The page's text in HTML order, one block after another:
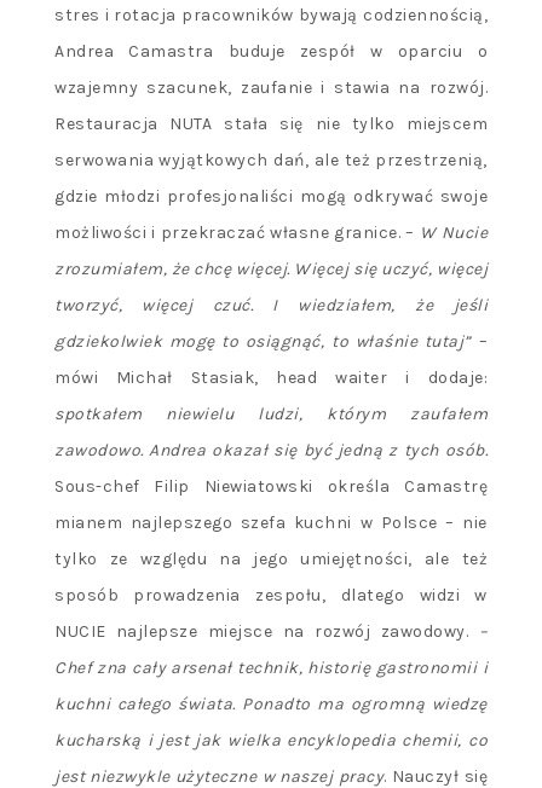
stres i rotacja pracowników bywają codziennością,
Andrea Camastra buduje zespół w oparciu o
wzajemny szacunek, zaufanie i stawia na rozwój.
Restauracja NUTA stała się nie tylko miejscem
serwowania wyjątkowych dań, ale też przestrzenią,
gdzie młodzi profesjonaliści mogą odkrywać swoje
możliwości i przekraczać własne granice. – W Nucie
zrozumiałem, że chcę więcej. Więcej się uczyć, więcej
tworzyć, więcej czuć. I wiedziałem, że jeśli
gdziekolwiek mogę to osiągnąć, to właśnie tutaj”–
mówi Michał Stasiak, head waiter i dodaje:
spotkałem niewielu ludzi, którym zaufałem
zawodowo. Andrea okazał się być jedną z tych osób.
Sous-chef Filip Niewiatowski określa Camastrę
mianem najlepszego szefa kuchni w Polsce – nie
tylko ze względu na jego umiejętności, ale też
sposób prowadzenia zespołu, dlatego widzi w
NUCIE najlepsze miejsce na rozwój zawodowy.
–
Chef zna cały arsenał technik, historię gastronomii i
kuchni całego świata. Ponadto ma ogromną wiedzę
kucharską i jest jak wielka encyklopedia chemii, co
jest niezwykle użyteczne w naszej pracy. Nauczył się